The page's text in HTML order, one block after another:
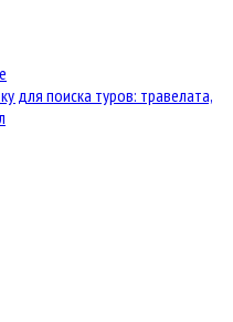
для поиска туров: травелата,